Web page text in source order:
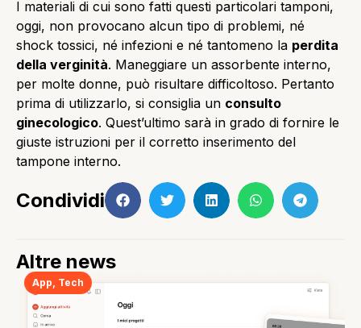
I materiali di cui sono fatti questi particolari tamponi,
oggi, non provocano alcun tipo di problemi, né
shock tossici, né infezioni e né tantomeno la perdita
della verginità. Maneggiare un assorbente interno,
per molte donne, può risultare difficoltoso. Pertanto
prima di utilizzarlo, si consiglia un consulto
ginecologico. Quest’ultimo sarà in grado di fornire le
giuste istruzioni per il corretto inserimento del
tampone interno.
Condividi
Altre news
App, Tech